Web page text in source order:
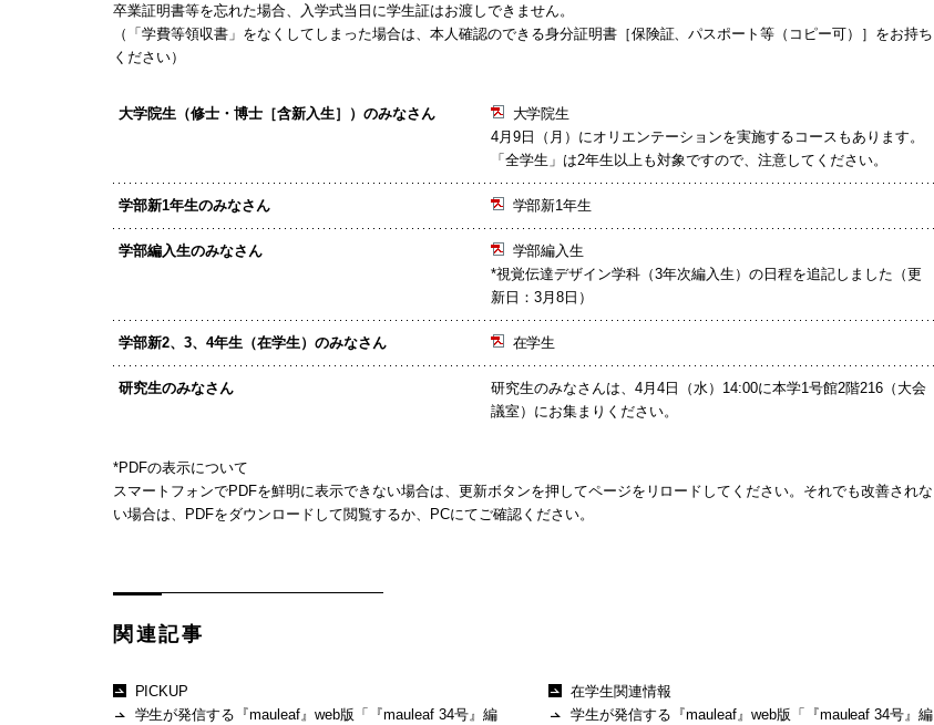
卒業証明書等を忘れた場合、入学式当日に学生証はお渡しできません。
（「学費等領収書」をなくしてしまった場合は、本人確認のできる身分証明書［保険証、パスポート等（コピー可）］をお持ち
ください）
大学院生（修士・博士［含新入生］）のみなさん
大学院生
4月9日（月）にオリエンテーションを実施するコースもあります。
「全学生」は2年生以上も対象ですので、注意してください。
学部新1年生のみなさん 学部新1年生
学部編入生のみなさん
学部編入生
*視覚伝達デザイン学科（3年次編入生）の日程を追記しました（更
新日：3月8日）
学部新2、3、4年生（在学生）のみなさん 在学生
研究生のみなさん
研究生のみなさんは、4月4日（水）14:00に本学1号館2階216（大会
議室）にお集まりください。
*PDFの表示について
スマートフォンでPDFを鮮明に表示できない場合は、更新ボタンを押してページをリロードしてください。それでも改善されな
い場合は、PDFをダウンロードして閲覧するか、PCにてご確認ください。
関連記事
PICKUP
学生が発信する『mauleaf』web版「『mauleaf 34号』編
在学生関連情報
学生が発信する『mauleaf』web版「『mauleaf 34号』編